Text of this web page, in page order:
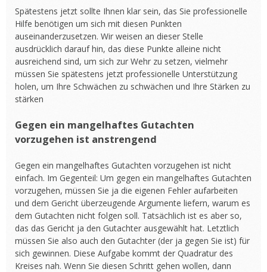
Spätestens jetzt sollte Ihnen klar sein, das Sie professionelle
Hilfe benötigen um sich mit diesen Punkten
auseinanderzusetzen. Wir weisen an dieser Stelle
ausdrücklich darauf hin, das diese Punkte alleine nicht
ausreichend sind, um sich zur Wehr zu setzen, vielmehr
müssen Sie spätestens jetzt professionelle Unterstützung
holen, um Ihre Schwächen zu schwächen und Ihre Stärken zu
stärken
Gegen ein mangelhaftes Gutachten
vorzugehen ist anstrengend
Gegen ein mangelhaftes Gutachten vorzugehen ist nicht
einfach. Im Gegenteil: Um gegen ein mangelhaftes Gutachten
vorzugehen, müssen Sie ja die eigenen Fehler aufarbeiten
und dem Gericht überzeugende Argumente liefern, warum es
dem Gutachten nicht folgen soll. Tatsächlich ist es aber so,
das das Gericht ja den Gutachter ausgewählt hat. Letztlich
müssen Sie also auch den Gutachter (der ja gegen Sie ist) für
sich gewinnen. Diese Aufgabe kommt der Quadratur des
Kreises nah. Wenn Sie diesen Schritt gehen wollen, dann